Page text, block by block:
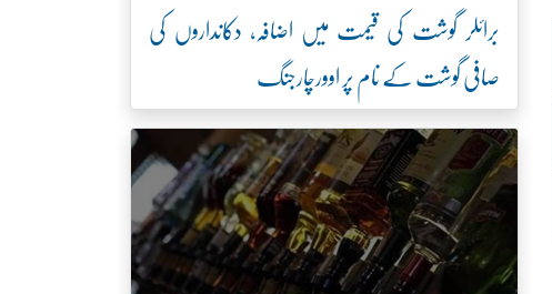
برائلر گوشت کی قیمت میں اضافہ، دکانداروں کی
صافی گوشت کے نام پر اوورچارجنگ